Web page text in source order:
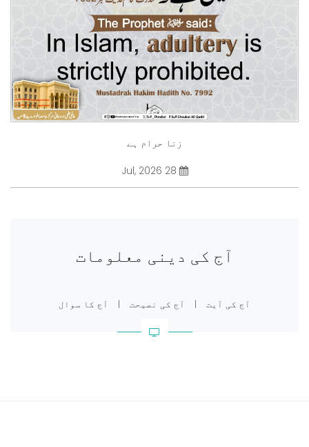
زنا حرام ہے
آج کی دینی معلومات
آج کی آیت | آج کی نصیحت | آج کا سوال